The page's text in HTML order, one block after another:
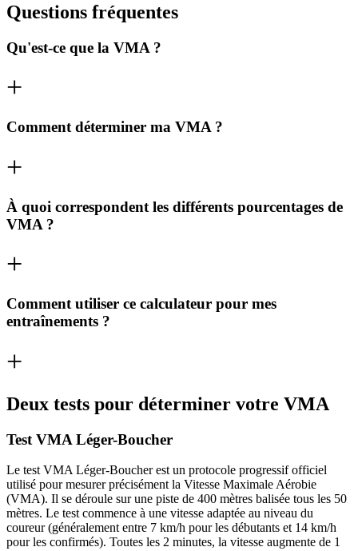
Questions fréquentes
Qu'est-ce que la VMA ?
Comment déterminer ma VMA ?
À quoi correspondent les différents pourcentages de
VMA ?
Comment utiliser ce calculateur pour mes
entraînements ?
Deux tests pour déterminer votre VMA
Test VMA Léger-Boucher
Le test VMA Léger-Boucher est un protocole progressif officiel
utilisé pour mesurer précisément la Vitesse Maximale Aérobie
(VMA). Il se déroule sur une piste de 400 mètres balisée tous les 50
mètres. Le test commence à une vitesse adaptée au niveau du
coureur (généralement entre 7 km/h pour les débutants et 14 km/h
pour les confirmés). Toutes les 2 minutes, la vitesse augmente de 1